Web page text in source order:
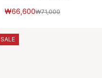
₩66,600₩71,000
SALE